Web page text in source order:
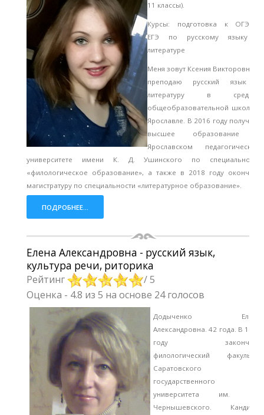
11 классы).
Курсы: подготовка к ОГЭ и
ЕГЭ по русскому языку и
литературе
Меня зовут Ксения Викторовна, я
преподаю русский язык и
литературу в средней
общеобразовательной школе в
Ярославле. В 2016 году получила
высшее образование в
Ярославском педагогическом
университете имени К. Д. Ушинского по специальности
«филологическое образование», а также в 2018 году окончила
магистратуру по специальности «литературное образование».
ПОДРОБНЕЕ...
Елена Александровна - русский язык,
культура речи, риторика
Рейтинг
/ 5
Оценка - 4.8 из 5 на основе 24голосов
Додыченко Елена
Александровна. 42 года. В 1997
году закончила
филологический факультет
Саратовского
государственного
университета им. Н.Г.
Чернышевского. Кандидат